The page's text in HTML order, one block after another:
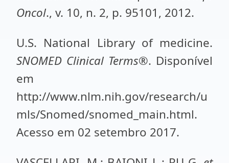
Oncol., v. 10, n. 2, p. 95101, 2012.
U.S. National Library of medicine.
SNOMED Clinical Terms®. Disponível
em
http://www.nlm.nih.gov/research/u
mls/Snomed/snomed_main.html.
Acesso em 02 setembro 2017.